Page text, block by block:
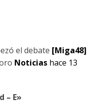
el debate [Miga48]
Noticias hace 13
– E»